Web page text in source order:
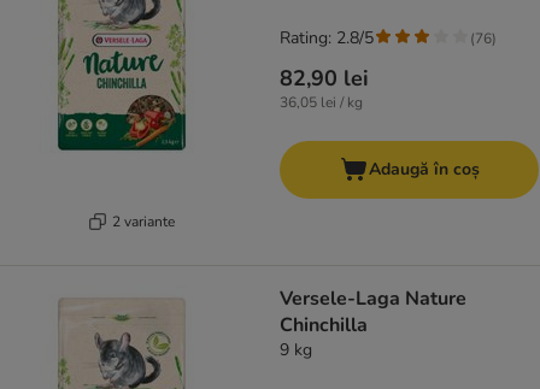
2 variante
82,90 lei
36,05 lei / kg
Rating: 2.8/5 (76)
Adaugă în coș
Versele-Laga Nature
Chinchilla
9 kg